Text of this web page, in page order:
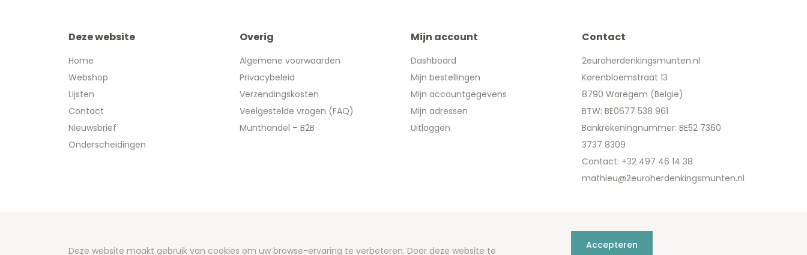
Deze website
Home
Webshop
Lijsten
Contact
Nieuwsbrief
Onderscheidingen
Overig
Algemene voorwaarden
Privacybeleid
Verzendingskosten
Veelgestelde vragen (FAQ)
Munthandel – B2B
Mijn account
Dashboard
Mijn bestellingen
Mijn accountgegevens
Mijn adressen
Uitloggen
Contact
2euroherdenkingsmunten.nl
Korenbloemstraat 13
8790 Waregem (België)
BTW: BE0677 538 961
Bankrekeningnummer: BE52 7360
3737 8309
Contact: +32 497 46 14 38
mathieu@2euroherdenkingsmunten.nl
Deze website maakt gebruik van cookies om uw browse-ervaring te verbeteren. Door deze website te Accepteren